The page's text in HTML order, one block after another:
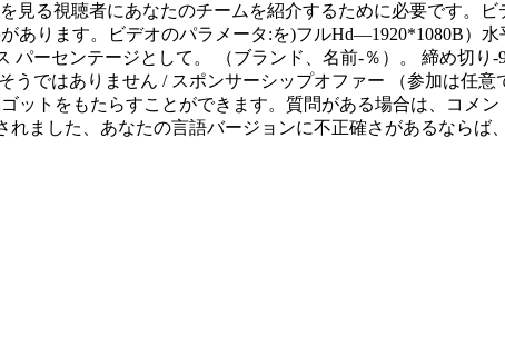
見る視聴者にあなたのチームを紹介するために必要です。
あります。ビデオのパラメータ:を)フルHd—1920*1080B）
パーセンテージとして。 （ブランド、名前-％）。 締め切
うではありません / スポンサーシップオファー （参加は任
ットをもたらすことができます。質問がある場合は、コメ
れました、あなたの言語バージョンに不正確さがあるならば